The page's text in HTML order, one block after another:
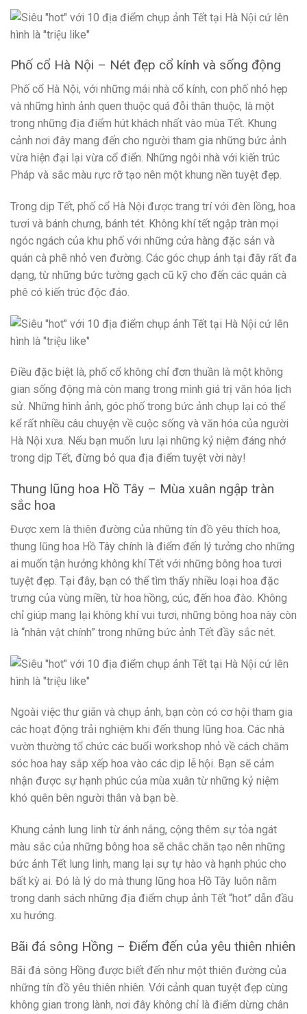
Phố cổ Hà Nội – Nét đẹp cổ kính và sống động
Phố cổ Hà Nội, với những mái nhà cổ kính, con phố nhỏ hẹp
và những hình ảnh quen thuộc quá đỗi thân thuộc, là một
trong những địa điểm hút khách nhất vào mùa Tết. Khung
cảnh nơi đây mang đến cho người tham gia những bức ảnh
vừa hiện đại lại vừa cổ điển. Những ngôi nhà với kiến trúc
Pháp và sắc màu rực rỡ tạo nên một khung nền tuyệt đẹp.
Trong dịp Tết, phố cổ Hà Nội được trang trí với đèn lồng, hoa
tươi và bánh chưng, bánh tét. Không khí tết ngập tràn mọi
ngóc ngách của khu phố với những cửa hàng đặc sản và
quán cà phê nhỏ ven đường. Các góc chụp ảnh tại đây rất đa
dạng, từ những bức tường gạch cũ kỹ cho đến các quán cà
phê có kiến trúc độc đáo.
Điều đặc biệt là, phố cổ không chỉ đơn thuần là một không
gian sống động mà còn mang trong mình giá trị văn hóa lịch
sử. Những hình ảnh, góc phố trong bức ảnh chụp lại có thể
kể rất nhiều câu chuyện về cuộc sống và văn hóa của người
Hà Nội xưa. Nếu bạn muốn lưu lại những kỷ niệm đáng nhớ
trong dịp Tết, đừng bỏ qua địa điểm tuyệt vời này!
Thung lũng hoa Hồ Tây – Mùa xuân ngập tràn
sắc hoa
Được xem là thiên đường của những tín đồ yêu thích hoa,
thung lũng hoa Hồ Tây chính là điểm đến lý tưởng cho những
ai muốn tận hưởng không khí Tết với những bông hoa tươi
tuyệt đẹp. Tại đây, bạn có thể tìm thấy nhiều loại hoa đặc
trưng của vùng miền, từ hoa hồng, cúc, đến hoa đào. Không
chỉ giúp mang lại không khí vui tươi, những bông hoa này còn
là “nhân vật chính” trong những bức ảnh Tết đầy sắc nét.
Ngoài việc thư giãn và chụp ảnh, bạn còn có cơ hội tham gia
các hoạt động trải nghiệm khi đến thung lũng hoa. Các nhà
vườn thường tổ chức các buổi workshop nhỏ về cách chăm
sóc hoa hay sắp xếp hoa vào các dịp lễ hội. Bạn sẽ cảm
nhận được sự hạnh phúc của mùa xuân từ những kỷ niệm
khó quên bên người thân và bạn bè.
Khung cảnh lung linh từ ánh nắng, cộng thêm sự tỏa ngát
màu sắc của những bông hoa sẽ chắc chắn tạo nên những
bức ảnh Tết lung linh, mang lại sự tự hào và hạnh phúc cho
bất kỳ ai. Đó là lý do mà thung lũng hoa Hồ Tây luôn nằm
trong danh sách những địa điểm chụp ảnh Tết “hot” dẫn đầu
xu hướng.
Bãi đá sông Hồng – Điểm đến của yêu thiên nhiên
Bãi đá sông Hồng được biết đến như một thiên đường của
những tín đồ yêu thiên nhiên. Với cảnh quan tuyệt đẹp cùng
không gian trong lành, nơi đây không chỉ là điểm dừng chân